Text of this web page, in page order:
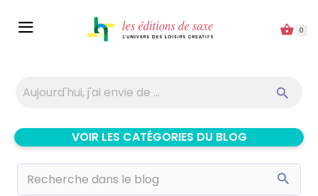
0
VOIR LES CATÉGORIES DU BLOG